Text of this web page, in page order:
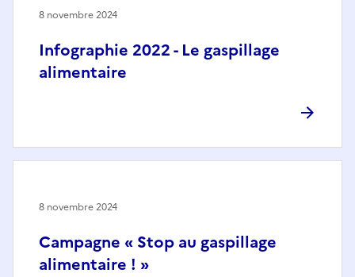
Infographie 2022 - Le gaspillage
alimentaire
8 novembre 2024
Campagne « Stop au gaspillage
alimentaire ! »
8 novembre 2024